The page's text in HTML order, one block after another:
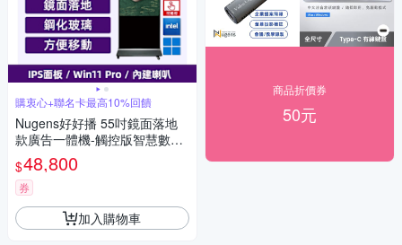
購衷心+聯名卡最高10%回饋
Nugens好好播 55吋鏡面落地
款廣告一體機-觸控版智慧數位
廣告看板電子海報
$48,800
券
加入購物車
商品折價券
50元